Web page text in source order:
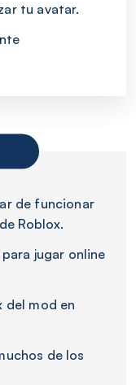
tu avatar.
de funcionar
Roblox.
jugar online
del mod en
de los